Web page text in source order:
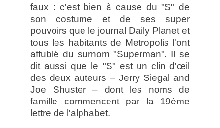
faux : c'est bien à cause du "S" de
son costume et de ses super
pouvoirs que le journal Daily Planet et
tous les habitants de Metropolis l'ont
affublé du surnom "Superman". Il se
dit aussi que le "S" est un clin d'œil
des deux auteurs – Jerry Siegal and
Joe Shuster – dont les noms de
famille commencent par la 19ème
lettre de l'alphabet.